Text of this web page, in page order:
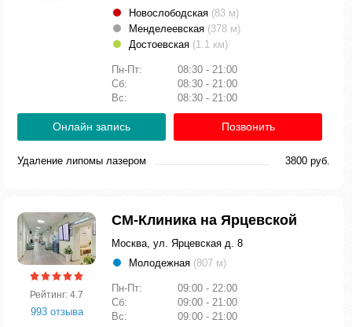
Новослободская (83 м)
Менделеевская (378 м)
Достоевская (1.1 км)
Пн-Пт:
08:30 - 21:00
Сб:
08:30 - 21:00
Вс:
08:30 - 21:00
Онлайн запись Позвонить
Удаление липомы лазером 3800 руб.
Рейтинг: 4.7
993 отзыва
СМ-Клиника на Ярцевской
Москва, ул. Ярцевская д. 8
Молодежная (807 м)
Пн-Пт:
09:00 - 22:00
Сб:
09:00 - 21:00
Вс:
09:00 - 21:00